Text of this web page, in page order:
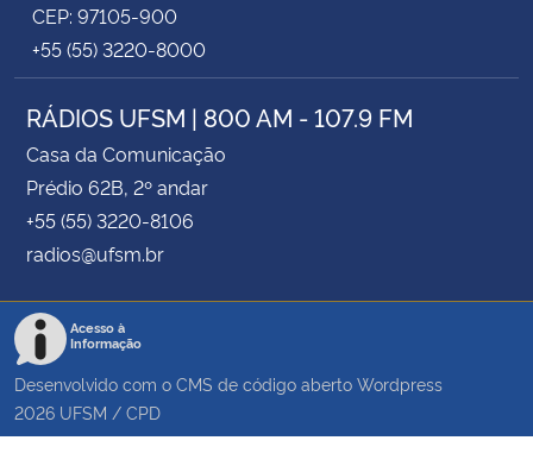
CEP: 97105-900
+55 (55) 3220-8000
RÁDIOS UFSM | 800 AM - 107.9 FM
Casa da Comunicação
Prédio 62B, 2º andar
+55 (55) 3220-8106
radios@ufsm.br
Acesso à
Informação
Desenvolvido com o CMS de código aberto Wordpress
2026 UFSM / CPD